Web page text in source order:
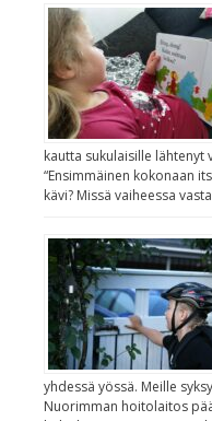
kautta sukulaisille lähtenyt
“Ensimmäinen kokonaan
kävi? Missä vaiheessa
yhdessä yössä. Meille
Nuorimman hoitolaitos